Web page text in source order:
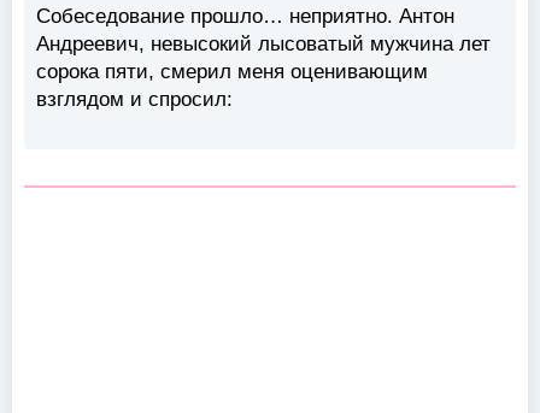
Собеседование прошло… неприятно. Антон
Андреевич, невысокий лысоватый мужчина лет
сорока пяти, смерил меня оценивающим
взглядом и спросил: